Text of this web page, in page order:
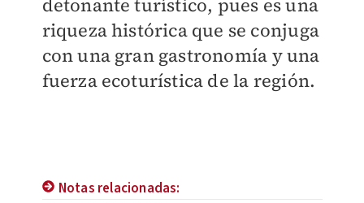
riqueza histórica que se conjuga
con una gran gastronomía y una
fuerza ecoturística de la región.
Notas relacionadas: